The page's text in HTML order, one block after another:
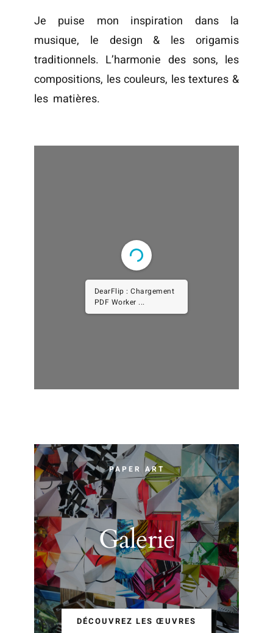
Je puise mon inspiration dans la
musique, le design & les origamis
traditionnels. L’harmonie des sons, les
compositions, les couleurs, les textures &
les matières.
DearFlip : Chargement
PDF Worker ...
PAPER ART
Galerie
DÉCOUVREZ LES ŒUVRES